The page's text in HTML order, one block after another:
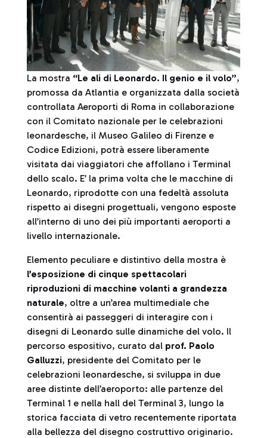
La mostra “Le ali di Leonardo. Il genio e il volo”,
promossa da Atlantia e organizzata dalla società
controllata Aeroporti di Roma in collaborazione
con il Comitato nazionale per le celebrazioni
leonardesche, il Museo Galileo di Firenze e
Codice Edizioni, potrà essere liberamente
visitata dai viaggiatori che affollano i Terminal
dello scalo. E’ la prima volta che le macchine di
Leonardo, riprodotte con una fedeltà assoluta
rispetto ai disegni progettuali, vengono esposte
all’interno di uno dei più importanti aeroporti a
livello internazionale.
Elemento peculiare e distintivo della mostra è
l’esposizione di cinque spettacolari
riproduzioni di macchine volanti a grandezza
naturale, oltre a un’area multimediale che
consentirà ai passeggeri di interagire con i
disegni di Leonardo sulle dinamiche del volo. Il
percorso espositivo, curato dal prof. Paolo
Galluzzi, presidente del Comitato per le
celebrazioni leonardesche, si sviluppa in due
aree distinte dell’aeroporto: alle partenze del
Terminal 1 e nella hall del Terminal 3, lungo la
storica facciata di vetro recentemente riportata
alla bellezza del disegno costruttivo originario.